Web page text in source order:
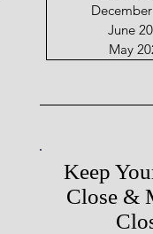
June
May
Keep
Close &